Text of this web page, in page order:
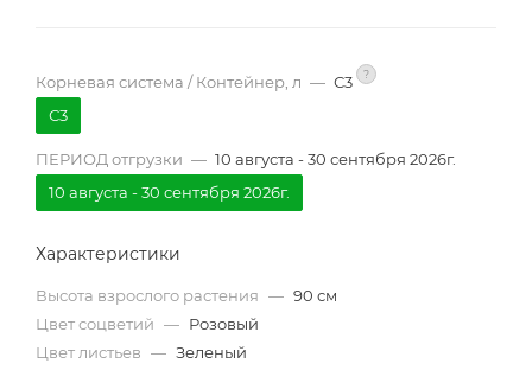
Корневая система / Контейнер, л — С3 ?
С3
ПЕРИОД отгрузки — 10 августа - 30 сентября 2026г.
10 августа - 30 сентября 2026г.
Характеристики
Высота взрослого растения — 90 см
Цвет соцветий — Розовый
Цвет листьев — Зеленый